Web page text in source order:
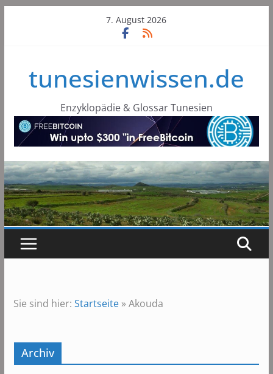
7. August 2026
tunesienwissen.de
Enzyklopädie & Glossar Tunesien
Sie sind hier: Startseite»Akouda
Archiv